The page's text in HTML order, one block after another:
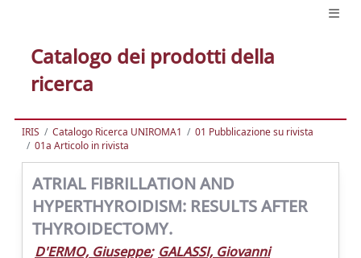
Catalogo dei prodotti della
ricerca
IRIS Catalogo Ricerca UNIROMA1
01 Pubblicazione su rivista
01a Articolo in rivista
ATRIAL FIBRILLATION AND
HYPERTHYROIDISM: RESULTS AFTER
THYROIDECTOMY.
D'ERMO, Giuseppe; GALASSI, Giovanni